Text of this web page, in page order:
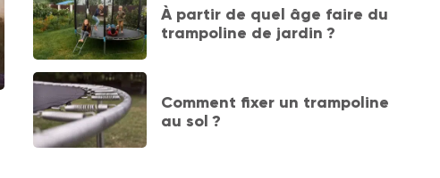
À partir de quel âge faire du
trampoline de jardin ?
Comment fixer un trampoline
au sol ?